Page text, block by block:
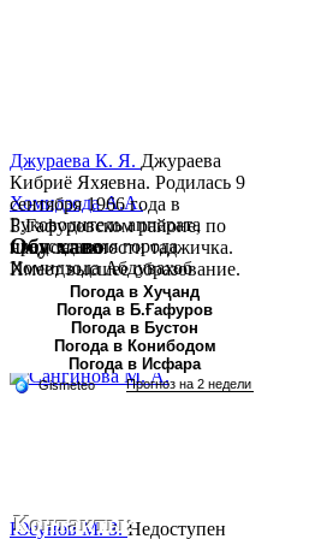
Хомидзода А.А.
Руководитель аппарата
председателя города
Хомидзода Абдувахоб
Абдумаджид родился 8
июня 1978 года в городе
Худжанде. По
национальности...
Джураева К. Я. Джураева
Кибриё Яхяевна. Родилась 9
сентября 1966 года в
Б.Гафуровском районе, по
национальности таджичка.
Имеет высшее образование.
В 1997 ...
Юсупов М. З.Недоступен
Обу хаво
Погода в Хуҷанд
Погода в Б.Ғафуров
Погода в Бустон
Погода в Конибодом
Погода в Исфара
Контакты: